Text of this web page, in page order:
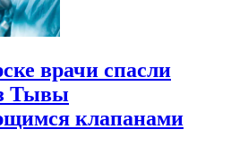
врачи спасли
Тывы
клапанами